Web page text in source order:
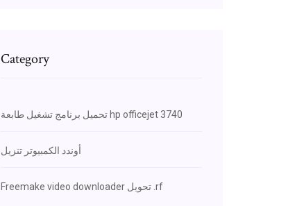
Category
تحميل برنامج تشغيل طابعة hp officejet 3740
أوندد الكمبيوتر تنزيل
Freemake video downloader تحويل .rf